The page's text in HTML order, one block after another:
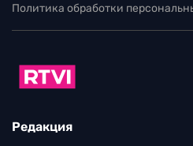
Политика обработки
Редакция